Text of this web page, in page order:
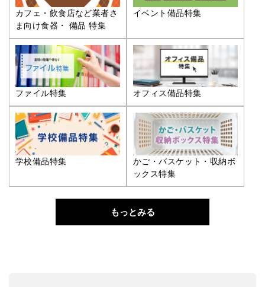
カフェ・飲食店など業者さ
ま向け食器・ 備品 特集
イベント備品特集
ファイル特集 オフィス備品特集
学校備品特集
かご・バスケット・収納ボ
ックス特集
もっとみる